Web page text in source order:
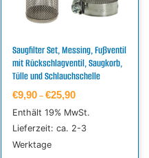
Saugfilter Set, Messing, Fußventil
mit Rückschlagventil, Saugkorb,
Tülle und Schlauchschelle
€9,90 – €25,90
Enthält 19% MwSt.
Lieferzeit: ca. 2-3
Werktage